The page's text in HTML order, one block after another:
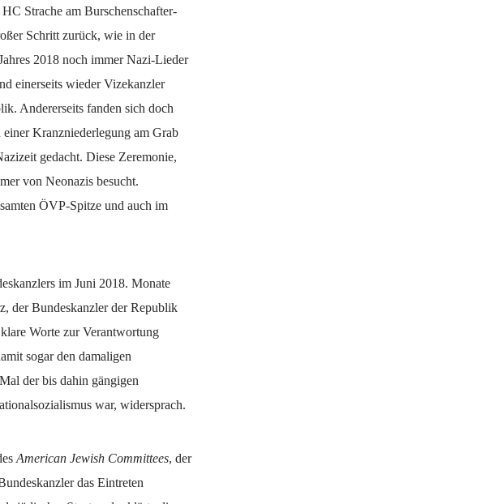
Strache am Burschenschafter-
Schritt zurück, wie in der
2018 noch immer Nazi-Lieder
einerseits wieder Vizekanzler
Andererseits fanden sich doch
Kranzniederlegung am Grab
gedacht. Diese Zeremonie,
von Neonazis besucht.
ÖVP-Spitze und auch im
im Juni 2018. Monate
der Bundeskanzler der Republik
Worte zur Verantwortung
sogar den damaligen
der bis dahin gängigen
war, widersprach.
American Jewish Committees, der
das Eintreten